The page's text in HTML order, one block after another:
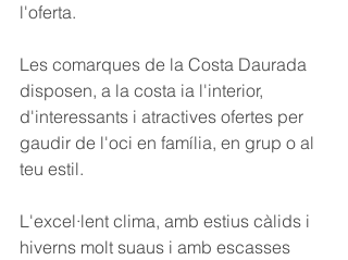
l'oferta.
Les comarques de la Costa Daurada
disposen, a la costa ia l'interior,
d'interessants i atractives ofertes per
gaudir de l'oci en família, en grup o al
teu estil.
L'excel·lent clima, amb estius càlids i
hiverns molt suaus i amb escasses